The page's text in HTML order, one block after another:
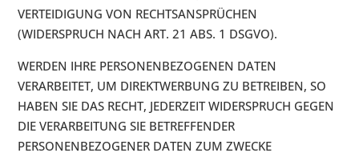
VERTEIDIGUNG VON RECHTSANSPRÜCHEN
(WIDERSPRUCH NACH ART. 21 ABS. 1 DSGVO).
WERDEN IHRE PERSONENBEZOGENEN DATEN
VERARBEITET, UM DIREKTWERBUNG ZU BETREIBEN, SO
HABEN SIE DAS RECHT, JEDERZEIT WIDERSPRUCH GEGEN
DIE VERARBEITUNG SIE BETREFFENDER
PERSONENBEZOGENER DATEN ZUM ZWECKE